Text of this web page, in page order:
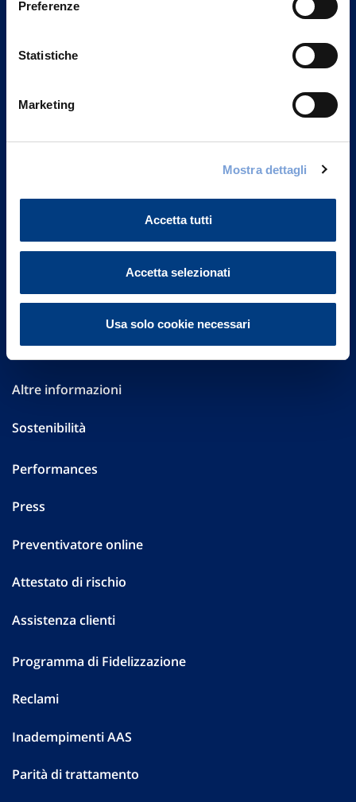
Preferenze
Statistiche
Marketing
Mostra dettagli
Accetta tutti
Accetta selezionati
Usa solo cookie necessari
Via Ignazio Gardella, 2
Investor Relations
Altre informazioni
Sostenibilità
Performances
Press
Preventivatore online
Attestato di rischio
Assistenza clienti
Programma di Fidelizzazione
Reclami
Inadempimenti AAS
Parità di trattamento